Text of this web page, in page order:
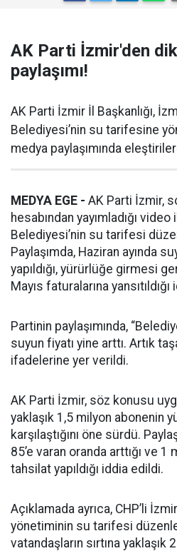
AK Parti İzmir'den
paylaşımı!
AK Parti İzmir İl Başkanlığı,
Belediyesi’nin su tarifesine
medya paylaşımında
MEDYA EGE - AK Parti İzmir,
hesabından yayımladığı
Belediyesi’nin su tarifesi
Paylaşımda, Haziran ayında
yapıldığı, yürürlüğe girmesi
Mayıs faturalarına
Partinin paylaşımında,
suyun fiyatı yine arttı. Artık
ifadelerine yer verildi.
AK Parti İzmir, söz konusu
yaklaşık 1,5 milyon abonenin
karşılaştığını öne sürdü.
85’e varan oranda arttığı ve 1
tahsilat yapıldığı iddia edildi.
Açıklamada ayrıca, CHP’li
yönetiminin su tarifesi
vatandaşların sırtına yaklaşık